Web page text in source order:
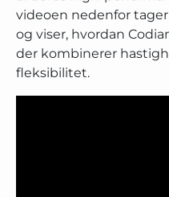
videoen nedenfor
og viser, hvordan
der kombinerer
fleksibilitet.